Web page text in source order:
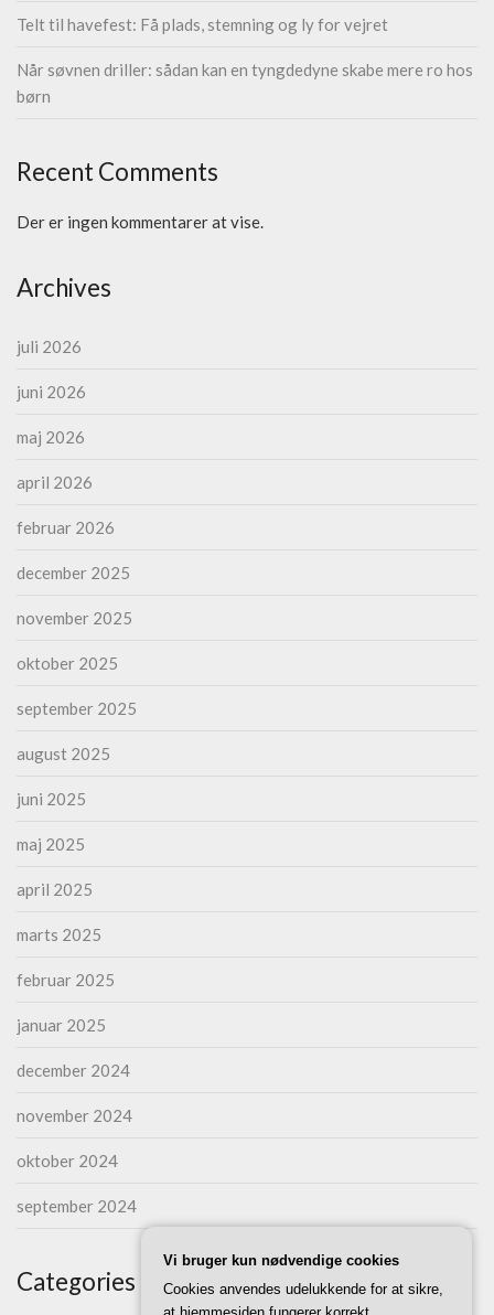
Telt til havefest: Få plads, stemning og ly for vejret
Når søvnen driller: sådan kan en tyngdedyne skabe mere ro hos
børn
Recent Comments
Der er ingen kommentarer at vise.
Archives
juli 2026
juni 2026
maj 2026
april 2026
februar 2026
december 2025
november 2025
oktober 2025
september 2025
august 2025
juni 2025
maj 2025
april 2025
marts 2025
februar 2025
januar 2025
december 2024
november 2024
oktober 2024
september 2024
Categories
Vi bruger kun nødvendige cookies
Cookies anvendes udelukkende for at sikre,